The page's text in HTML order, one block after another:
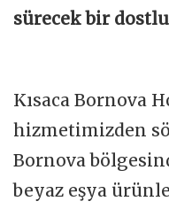
sürecek bir
Kısaca Bornova
hizmetimizden
Bornova
beyaz eşya